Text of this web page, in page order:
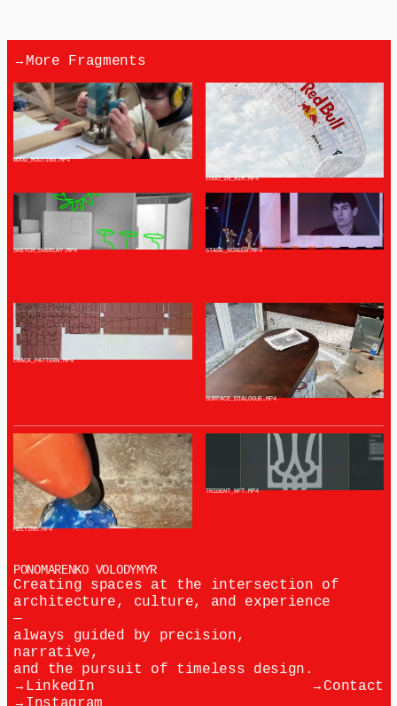
→ More Fragments
TRIDENT_NFT.MP4
MELTING.MP4
WOOD_ROUTING.MP4
LOGO_IN_AIR.MP4
SKETCH_OVERLAY.MP4 STAGE_SCREEN.MP4
CRACK_PATTERN.MP4
SURFACE_DIALOGUE.MP4
PONOMARENKO VOLODYMYR
architecture, culture, and experience
—
always guided by precision,
narrative,
and the pursuit of timeless design.
→ Contact
→ LinkedIn
→